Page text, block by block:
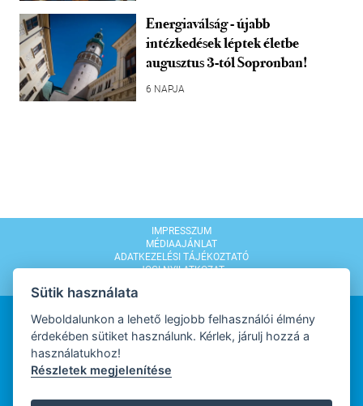
Energiaválság - újabb
intézkedések léptek életbe
augusztus 3-tól Sopronban!
6 NAPJA
IMPRESSZUM
MÉDIAAJÁNLAT
ADATKEZELÉSI TÁJÉKOZTATÓ
JOGI NYILATKOZAT
WEBDESIGN
Sütik használata
Weboldalunkon a lehető legjobb felhasználói élmény
érdekében sütiket használunk. Kérlek, járulj hozzá a
használatukhoz!
Részletek megjelenítése